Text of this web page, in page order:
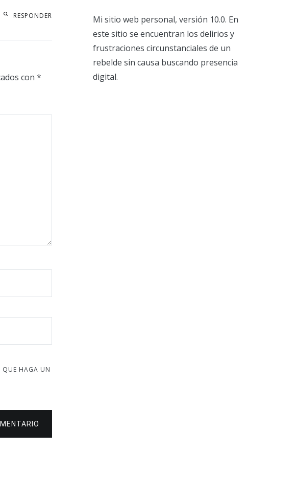
RESPONDER
con *
QUE HAGA UN
Mi sitio web personal, versión 10.0. En
este sitio se encuentran los delirios y
frustraciones circunstanciales de un
rebelde sin causa buscando presencia
digital.